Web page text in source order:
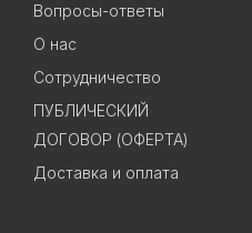
Вопросы-ответы
О нас
Сотрудничество
ПУБЛИЧЕСКИЙ
ДОГОВОР (ОФЕРТА)
Доставка и оплата